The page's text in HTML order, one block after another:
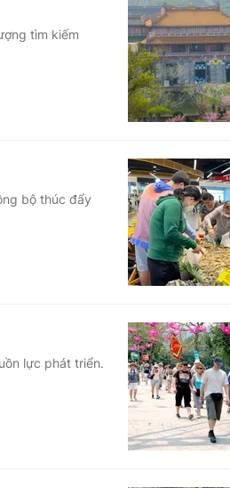
tìm kiếm
bộ thúc đẩy
lực phát triển.